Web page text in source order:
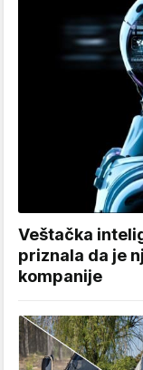
Veštačka
priznala da je
kompanije